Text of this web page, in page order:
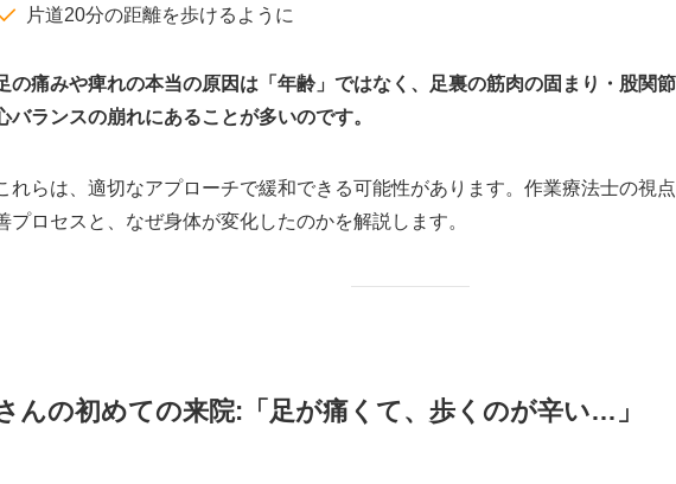
片道20分の距離を歩けるように
の痛みや痺れの本当の原因は「年齢」ではなく、足裏の筋肉の固まり・股関
バランスの崩れにあることが多いのです。
れらは、適切なアプローチで緩和できる可能性があります。作業療法士の視
プロセスと、なぜ身体が変化したのかを解説します。
んの初めての来院:「足が痛くて、歩くのが辛い…」